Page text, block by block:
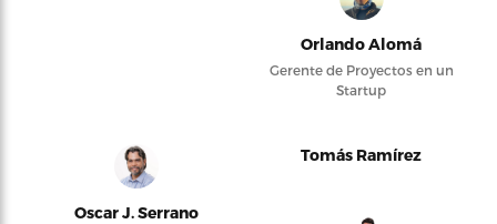
Orlando Alomá
Gerente de Proyectos en un
Startup
Oscar J. Serrano
Tomás Ramírez